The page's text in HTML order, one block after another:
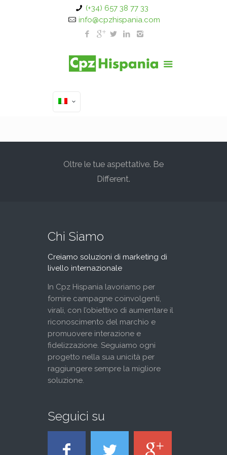
(+34) 657 38 77 33
info@cpzhispania.com
Oltre le tue aspettative. Be
Different.
Chi Siamo
Creiamo soluzioni di marketing di
livello internazionale
In Cpz Hispania lavoriamo per
fornire campagne coinvolgenti,
virali, con l’obiettivo di aumentare il
riconoscimento del marchio e
promuovere interazione e
fidelizzazione. Seguiamo ogni
progetto nella sua unicità per
raggiungere sempre la migliore
soluzione.
Seguici su